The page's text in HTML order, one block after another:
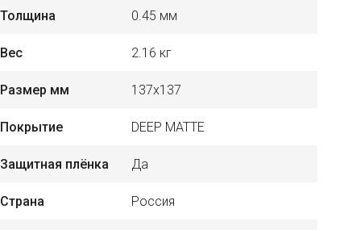
Толщина 0.45 мм
Вес 2.16 кг
Размер мм 137х137
Покрытие DEEP MATTE
Защитная плёнка Да
Страна Россия